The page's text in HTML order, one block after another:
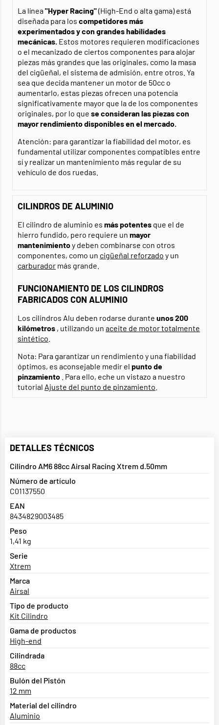
La línea"Hyper Racing"(High-End o alta gama) está
diseñada para los competidores más
experimentados y con grandes habilidades
mecánicas. Estos motores requieren modificaciones
o el mecanizado de ciertos componentes para alojar
piezas más grandes que las originales, como la masa
del cigüeñal, el sistema de admisión, entre otros. Ya
sea que decida mantener un motor de 50cc o
aumentarlo, estas piezas ofrecen una potencia
significativamente mayor que la de los componentes
originales, por lo que se consideran las piezas con
mayor rendimiento disponibles en el mercado.
Atención: para garantizar la fiabilidad del motor, es
fundamental utilizar componentes compatibles entre
sí y realizar un mantenimiento más regular de su
vehículo de dos ruedas.
CILINDROS DE ALUMINIO
El cilindro de aluminio es más potentes que el de
hierro fundido, pero requiere un mayor
mantenimientoy deben combinarse con otros
componentes, como un cigüeñal reforzado y un
carburador más grande.
FUNCIONAMIENTO DE LOS CILINDROS
FABRICADOS CON ALUMINIO
Los cilindros Alu deben rodarse durante unos 200
kilómetros , utilizando un aceite de motor totalmente
sintético
Nota: Para garantizar un rendimiento y una fiabilidad
óptimos, es aconsejable medir el punto de
pinzamiento . Para ello, eche un vistazo a nuestro
tutorial Ajuste del punto de pinzamiento
DETALLES TÉCNICOS
Cilindro AM6 88cc Airsal Racing Xtrem d.50mm
Número de artículo
C01137550
EAN
8434829003485
Peso
1,41 kg
Serie
Xtrem
Marca
Airsal
Tipo de producto
Kit Cilindro
Gama de productos
High-end
Cilindrada
88cc
Bulón del Pistón
12 mm
Material del cilindro
Aluminio